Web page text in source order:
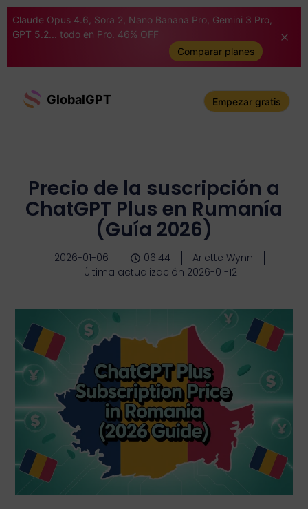
Claude Opus 4.6, Sora 2, Nano Banana Pro, Gemini 3 Pro,
GPT 5.2... todo en Pro. 46% OFF
Comparar planes
GlobalGPT Empezar gratis
Precio de la suscripción a
ChatGPT Plus en Rumanía
(Guía 2026)
2026-01-06 06:44
Ariette Wynn
Última actualización 2026-01-12